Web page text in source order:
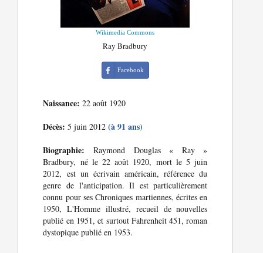
Wikimedia Commons
Ray Bradbury
Facebook
Naissance: 22 août 1920
Décès: 5 juin 2012(à 91 ans)
Biographie: Raymond Douglas « Ray »
Bradbury, né le 22 août 1920, mort le 5 juin
2012, est un écrivain américain, référence du
genre de l'anticipation. Il est particulièrement
connu pour ses Chroniques martiennes, écrites en
1950, L'Homme illustré, recueil de nouvelles
publié en 1951, et surtout Fahrenheit 451, roman
dystopique publié en 1953.